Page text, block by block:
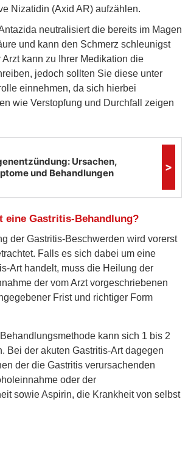
Nizatidin (Axid AR) aufzählen.
neutralisiert die bereits im Magen
und kann den Schmerz schleunigst
Arzt kann zu Ihrer Medikation die
jedoch sollten Sie diese unter
einnehmen, da sich hierbei
wie Verstopfung und Durchfall zeigen
eine Gastritis-Behandlung?
der Gastritis-Beschwerden wird vorerst
Falls es sich dabei um eine
Art handelt, muss die Heilung der
der vom Arzt vorgeschriebenen
Frist und richtiger Form
kann sich 1 bis 2
Bei der akuten Gastritis-Art dagegen
der die Gastritis verursachenden
oder der
sowie Aspirin, die Krankheit von selbst